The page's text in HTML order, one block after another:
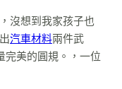
沒想到我家孩子也
汽車材料兩件武
完美的圓規。，一位